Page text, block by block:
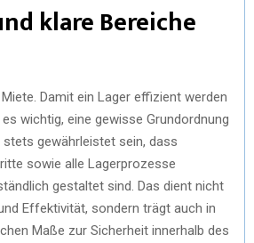
klare Bereiche
Damit ein Lager effizient werden
wichtig, eine gewisse Grundordnung
gewährleistet sein, dass
sowie alle Lagerprozesse
gestaltet sind. Das dient nicht
Effektivität, sondern trägt auch in
Maße zur Sicherheit innerhalb des